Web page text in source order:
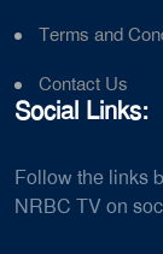
Terms and
Contact Us
Social Links:
Follow the links
NRBC TV on